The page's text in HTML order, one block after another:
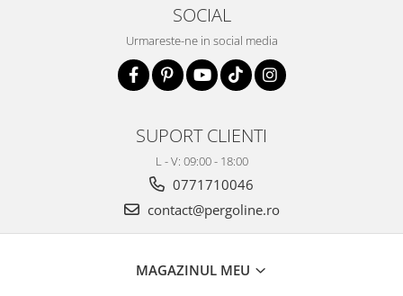
SOCIAL
Urmareste-ne in social media
SUPORT CLIENTI
L - V: 09:00 - 18:00
0771710046
contact@pergoline.ro
MAGAZINUL MEU